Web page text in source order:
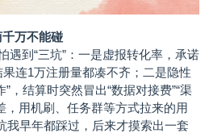
万不能碰
遇到“三坑”：一是虚报转化率，承诺
连1万注册量都凑不齐；二是隐性
，结算时突然冒出“数据对接费”“渠
，用机刷、任务群等方式拉来的用
我早年都踩过，后来才摸索出一套